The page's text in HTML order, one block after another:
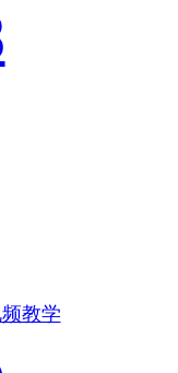
教学